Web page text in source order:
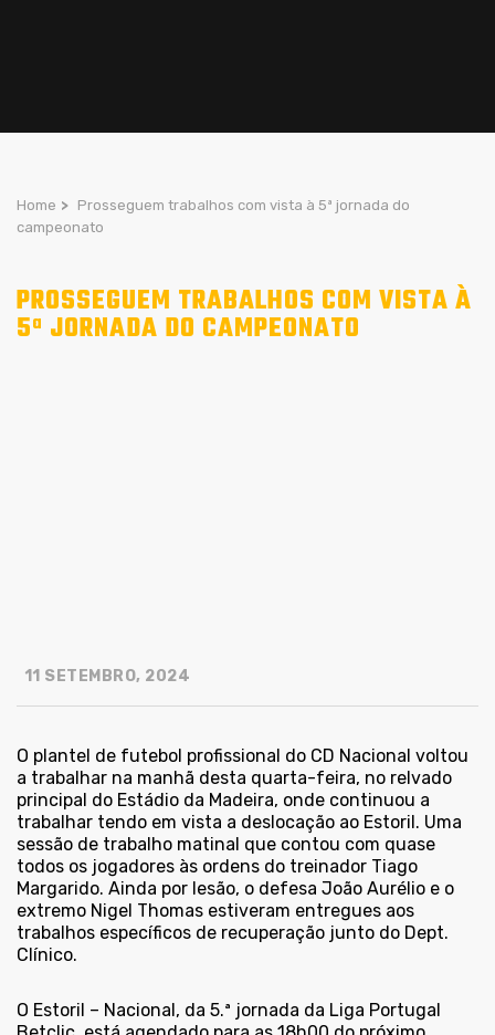
Home > Prosseguem trabalhos com vista à 5ª jornada do
campeonato
PROSSEGUEM TRABALHOS COM VISTA À
5ª JORNADA DO CAMPEONATO
11 SETEMBRO, 2024
O plantel de futebol profissional do CD Nacional voltou
a trabalhar na manhã desta quarta-feira, no relvado
principal do Estádio da Madeira, onde continuou a
trabalhar tendo em vista a deslocação ao Estoril. Uma
sessão de trabalho matinal que contou com quase
todos os jogadores às ordens do treinador Tiago
Margarido. Ainda por lesão, o defesa João Aurélio e o
extremo Nigel Thomas estiveram entregues aos
trabalhos específicos de recuperação junto do Dept.
Clínico.
O Estoril – Nacional, da 5.ª jornada da Liga Portugal